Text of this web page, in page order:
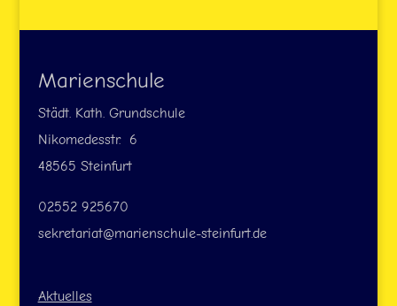
Marienschule
Städt. Kath. Grundschule
Nikomedesstr. 6
48565 Steinfurt
02552 925670
sekretariat@marienschule-steinfurt.de
Aktuelles